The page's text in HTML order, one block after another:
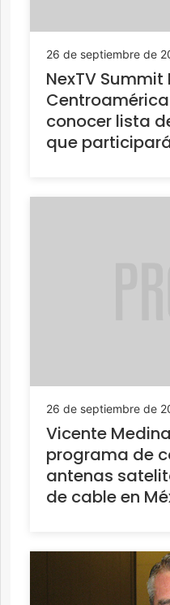
26 de septiembre de
NexTV Summit
conocer lista
que
26 de septiembre de
Vicente
programa de
antenas
de cable en